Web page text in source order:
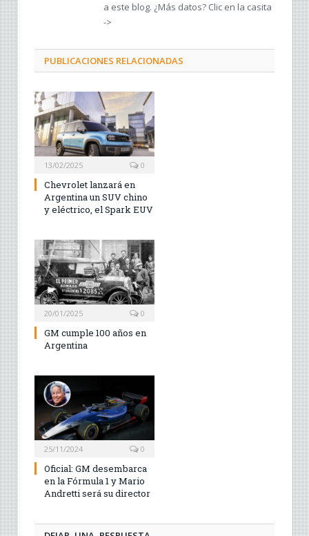
a este blog. ¿Más datos? Clic en la casita
->
PUBLICACIONES RELACIONADAS
13/02/2025 0
Chevrolet lanzará en
Argentina un SUV chino
y eléctrico, el Spark EUV
20/01/2025 0
GM cumple 100 años en
Argentina
25/11/2024 0
Oficial: GM desembarca
en la Fórmula 1 y Mario
Andretti será su director